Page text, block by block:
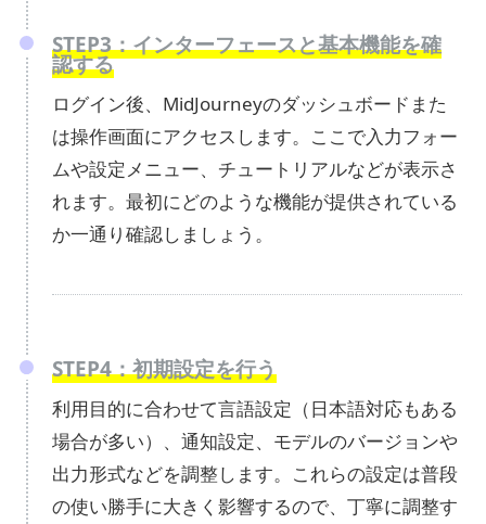
STEP3：インターフェースと基本機能を確
認する
ログイン後、MidJourneyのダッシュボードまた
は操作画面にアクセスします。ここで入力フォー
ムや設定メニュー、チュートリアルなどが表示さ
れます。最初にどのような機能が提供されている
か一通り確認しましょう。
STEP4：初期設定を行う
利用目的に合わせて言語設定（日本語対応もある
場合が多い）、通知設定、モデルのバージョンや
出力形式などを調整します。これらの設定は普段
の使い勝手に大きく影響するので、丁寧に調整す